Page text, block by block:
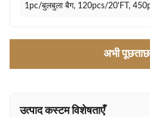
1pc/बुलबुला बैग, 120pcs/20'FT,
अभी
उत्पाद कस्टम विशेषताएँ